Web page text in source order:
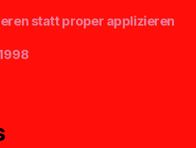
statt proper applizieren